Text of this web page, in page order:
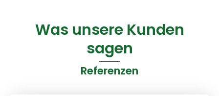
Was unsere Kunden
sagen
Referenzen